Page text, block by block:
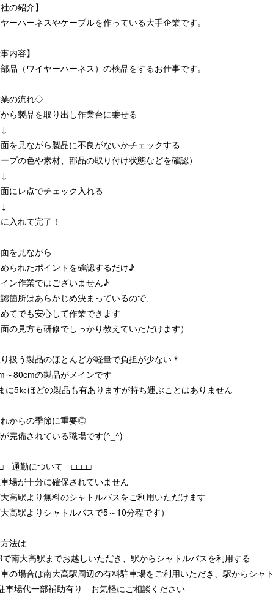
社の紹介】
ーハーネスやケーブルを作っている大手企業です。
事内容】
品（ワイヤーハーネス）の検品をするお仕事です。
の流れ◇
から製品を取り出し作業台に乗せる
面を見ながら製品に不良がないかチェックする
ープの色や素材、部品の取り付け状態などを確認）
面にレ点でチェック入れる
に入れて完了！
を見ながら
られたポイントを確認するだけ♪
ン作業ではございません♪
箇所はあらかじめ決まっているので、
てでも安心して作業できます
面の見方も研修でしっかり教えていただけます）
り扱う製品のほとんどが軽量で負担が少ない＊
～80cmの製品がメインです
に5㎏ほどの製品も有ありますが持ち運ぶことはありません
からの季節に重要◎
完備されている職場です(^_^)
通勤について □□□□
場が十分に確保されていません
高駅より無料のシャトルバスをご利用いただけます
大高駅よりシャトルバスで5～10分程です）
法は
で南大高駅までお越しいただき、駅からシャトルバスを利用する
車の場合は南大高駅周辺の有料駐車場をご利用いただき、駅からシャ
車場代一部補助有り お気軽にご相談ください